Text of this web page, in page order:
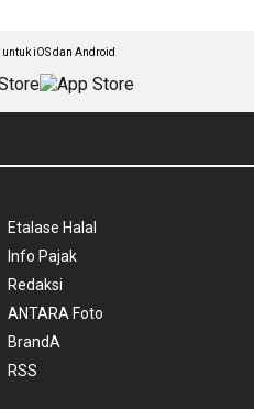
iOS dan Android
Etalase Halal
Info Pajak
Redaksi
ANTARA Foto
BrandA
RSS